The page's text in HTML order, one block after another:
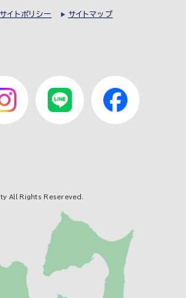
サイトポリシー サイトマップ
All Rights Resereved.